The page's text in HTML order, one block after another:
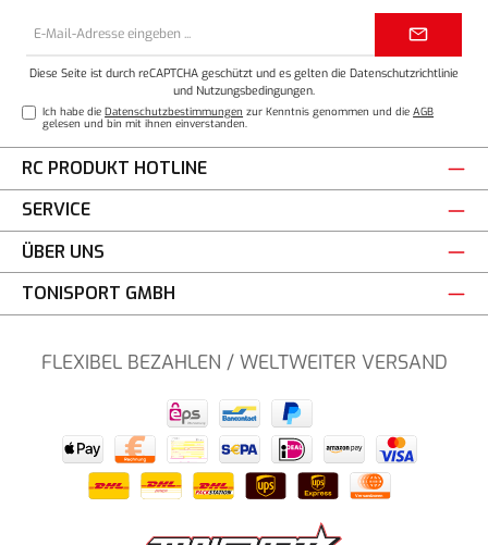
Diese Seite ist durch reCAPTCHA geschützt und es gelten die Datenschutzrichtlinie
und Nutzungsbedingungen
Ich habe dieDatenschutzbestimmungen zur Kenntnis genommen und dieAGB
gelesen und bin mit ihnen einverstanden.
RC PRODUKT HOTLINE
SERVICE
ÜBER UNS
TONISPORT GMBH
FLEXIBEL BEZAHLEN / WELTWEITER VERSAND